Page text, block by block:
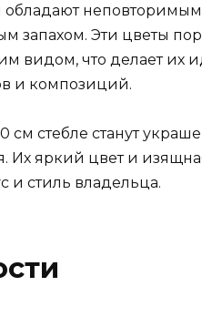
запахом. Эти цветы
видом, что делает их
и композиций.
см стебле станут
Их яркий цвет и
и стиль владельца.